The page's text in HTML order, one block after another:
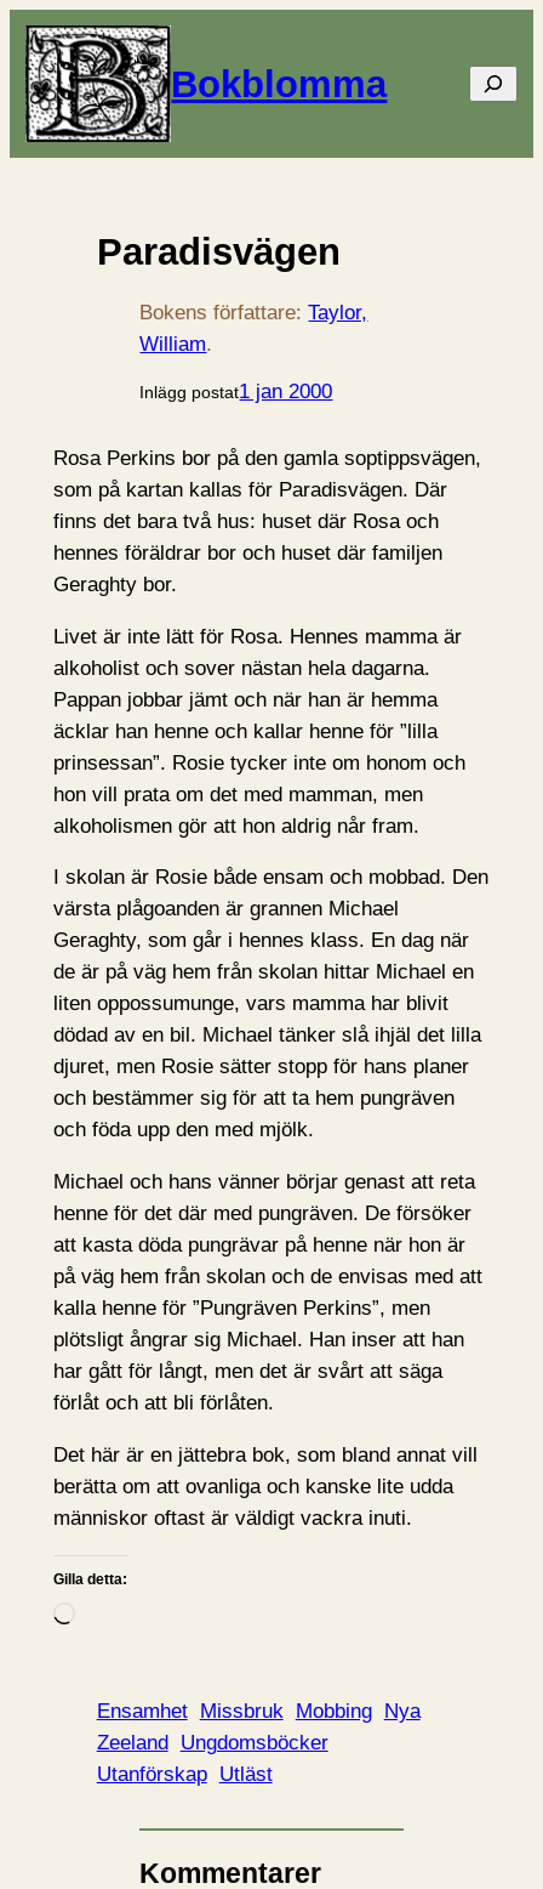
Bokblomma Sök
Paradisvägen
Bokens författare:Taylor,
William.
Inlägg postat1 jan 2000
Rosa Perkins bor på den gamla soptippsvägen,
som på kartan kallas för Paradisvägen. Där
finns det bara två hus: huset där Rosa och
hennes föräldrar bor och huset där familjen
Geraghty bor.
Livet är inte lätt för Rosa. Hennes mamma är
alkoholist och sover nästan hela dagarna.
Pappan jobbar jämt och när han är hemma
äcklar han henne och kallar henne för ”lilla
prinsessan”. Rosie tycker inte om honom och
hon vill prata om det med mamman, men
alkoholismen gör att hon aldrig når fram.
I skolan är Rosie både ensam och mobbad. Den
värsta plågoanden är grannen Michael
Geraghty, som går i hennes klass. En dag när
de är på väg hem från skolan hittar Michael en
liten oppossumunge, vars mamma har blivit
dödad av en bil. Michael tänker slå ihjäl det lilla
djuret, men Rosie sätter stopp för hans planer
och bestämmer sig för att ta hem pungräven
och föda upp den med mjölk.
Michael och hans vänner börjar genast att reta
henne för det där med pungräven. De försöker
att kasta döda pungrävar på henne när hon är
på väg hem från skolan och de envisas med att
kalla henne för ”Pungräven Perkins”, men
plötsligt ångrar sig Michael. Han inser att han
har gått för långt, men det är svårt att säga
förlåt och att bli förlåten.
Det här är en jättebra bok, som bland annat vill
berätta om att ovanliga och kanske lite udda
människor oftast är väldigt vackra inuti.
Gilla detta:
L
Ensamhet Missbruk Mobbing
Nya
Zeeland
Ungdomsböcker
Utanförskap Utläst
Kommentarer